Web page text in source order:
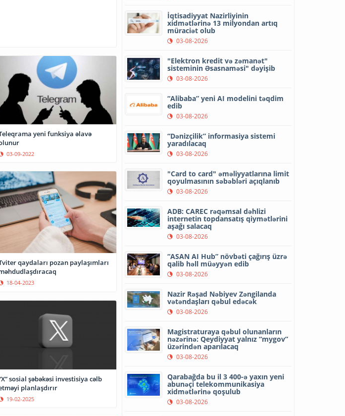
yeni funksiya əlavə
03-09-2022
qaydaları pozan paylaşımları
18-04-2023
sosial şəbəkəsi investisiya cəlb
planlaşdırır
19-02-2025
İqtisadiyyat Nazirliyinin
xidmətlərinə 13 milyondan artıq
müraciət olub
03-08-2026
"Elektron kredit və zəmanət"
sisteminin Əsasnaməsi" dəyişib
03-08-2026
“Alibaba” yeni AI modelini təqdim
edib
03-08-2026
“Dənizçilik” informasiya sistemi
yaradılacaq
03-08-2026
"Card to card" əməliyyatlarına limit
qoyulmasının səbəbləri açıqlanıb
03-08-2026
ADB: CAREC rəqəmsal dəhlizi
internetin topdansatış qiymətlərini
aşağı salacaq
03-08-2026
“ASAN AI Hub” növbəti çağırış üzrə
qalib həll müəyyən edib
03-08-2026
Nazir Rəşad Nəbiyev Zəngilanda
vətəndaşları qəbul edəcək
03-08-2026
Magistraturaya qəbul olunanların
nəzərinə: Qeydiyyat yalnız “mygov”
üzərindən aparılacaq
03-08-2026
Qarabağda bu il 3 400-ə yaxın yeni
abunəçi telekommunikasiya
xidmətlərinə qoşulub
03-08-2026